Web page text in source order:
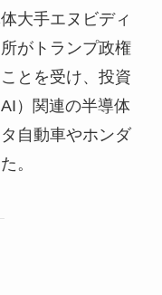
大手エヌビディ
がトランプ政権
とを受け、投資
）関連の半導体
自動車やホンダ
。